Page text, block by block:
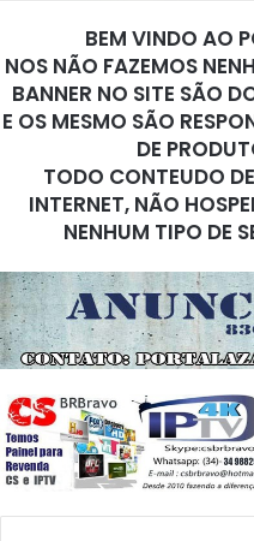
BEM VINDO AO
NOS NÃO FAZEMOS
BANNER NO SITE SÃO
E OS MESMO SÃO
DE
TODO CONTEUDO
INTERNET, NÃO
NENHUM TIPO DE